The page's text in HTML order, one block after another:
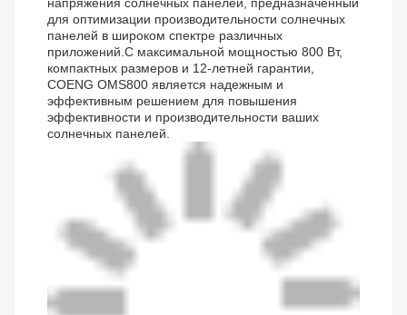
напряжения солнечных панелей, предназначенный
для оптимизации производительности солнечных
панелей в широком спектре различных
приложений.С максимальной мощностью 800 Вт,
компактных размеров и 12-летней гарантии,
COENG OMS800 является надежным и
эффективным решением для повышения
эффективности и производительности ваших
солнечных панелей.